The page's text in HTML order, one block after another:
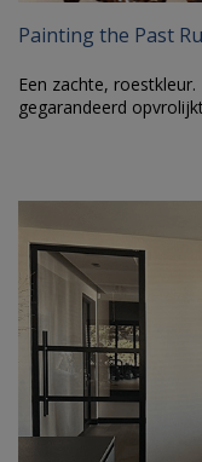
Painting the Past
Een zachte,
gegarandeerd